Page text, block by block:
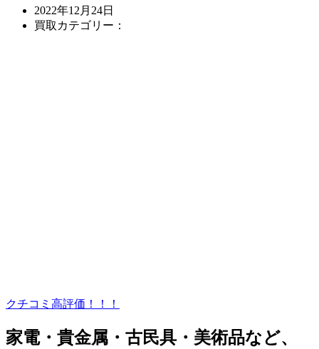
2022年12月24日
買取カテゴリー：
クチコミ高評価！！！
家電・貴金属・古民具・美術品など、